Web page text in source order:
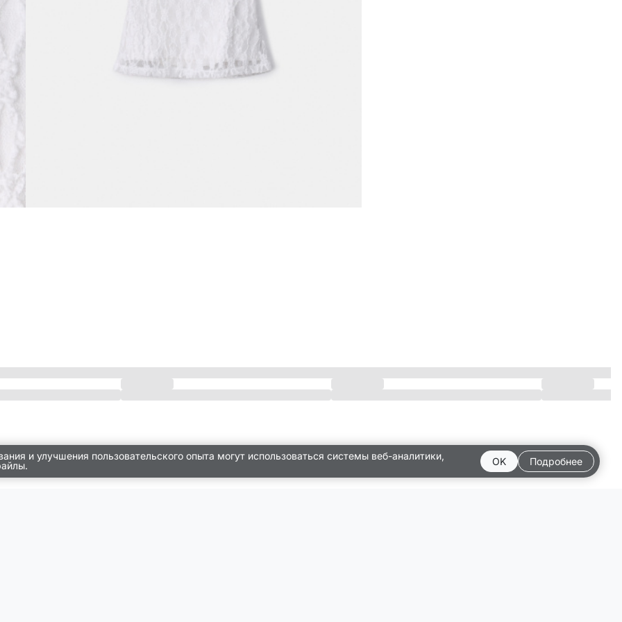
и улучшения пользовательского опыта могут использоваться системы веб-аналитики,
OK Подробнее